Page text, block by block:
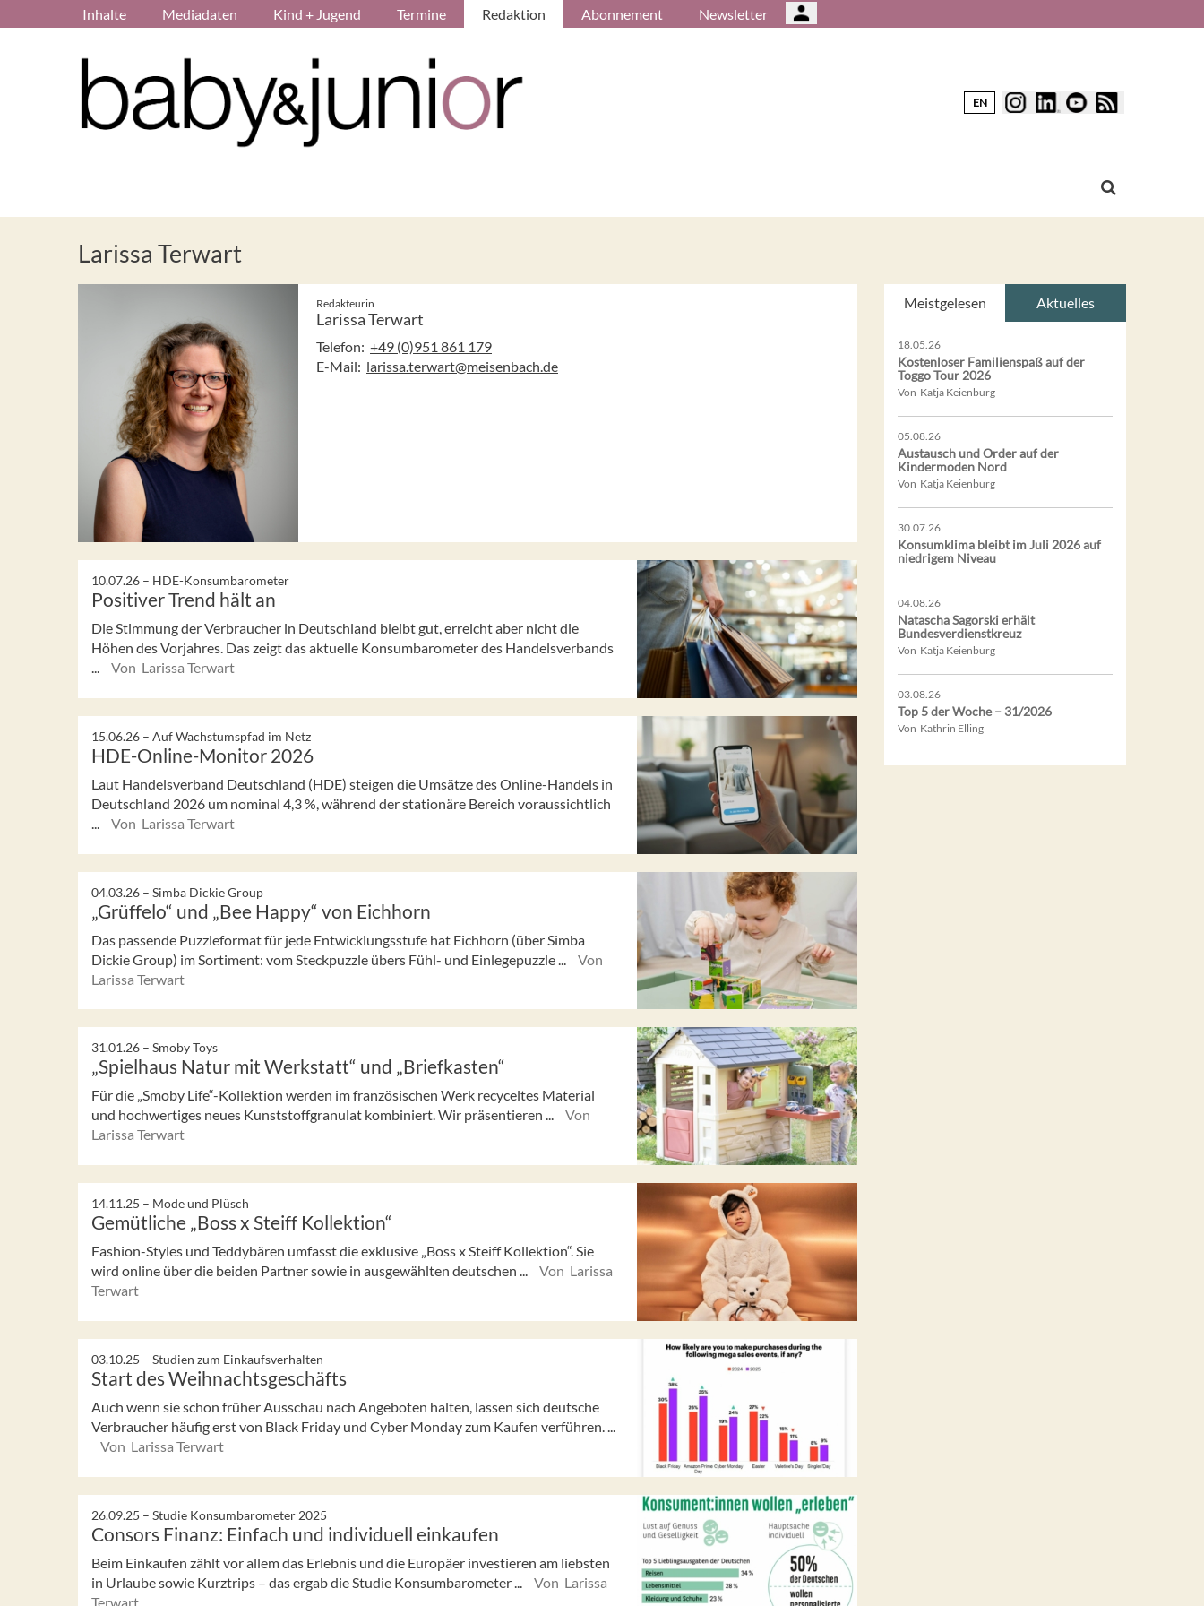
Inhalte Mediadaten Kind + Jugend Termine Redaktion Abonnement Newsletter
EN
Larissa Terwart
Redakteurin
Larissa Terwart
Telefon: +49 (0)951 861 179
E-Mail: larissa.terwart@meisenbach.de
10.07.26 – HDE-Konsumbarometer
Positiver Trend hält an
Die Stimmung der Verbraucher in Deutschland bleibt gut, erreicht aber nicht die
Höhen des Vorjahres. Das zeigt das aktuelle Konsumbarometer des Handelsverbands
...
Von Larissa Terwart
15.06.26 – Auf Wachstumspfad im Netz
HDE-Online-Monitor 2026
Laut Handelsverband Deutschland (HDE) steigen die Umsätze des Online-Handels in
Deutschland 2026 um nominal 4,3 %, während der stationäre Bereich voraussichtlich
...
Von Larissa Terwart
04.03.26 – Simba Dickie Group
„Grüffelo“ und „Bee Happy“ von Eichhorn
Das passende Puzzleformat für jede Entwicklungsstufe hat Eichhorn (über Simba
Dickie Group) im Sortiment: vom Steckpuzzle übers Fühl- und Einlegepuzzle ...
Von
Larissa Terwart
31.01.26 – Smoby Toys
„Spielhaus Natur mit Werkstatt“ und „Briefkasten“
Für die „Smoby Life“-Kollektion werden im französischen Werk recyceltes Material
und hochwertiges neues Kunststoffgranulat kombiniert. Wir präsentieren ...
Von
Larissa Terwart
14.11.25 – Mode und Plüsch
Gemütliche „Boss x Steiff Kollektion“
Fashion-Styles und Teddybären umfasst die exklusive „Boss x Steiff Kollektion“. Sie
wird online über die beiden Partner sowie in ausgewählten deutschen ...
Von Larissa
Terwart
03.10.25 – Studien zum Einkaufsverhalten
Start des Weihnachtsgeschäfts
Auch wenn sie schon früher Ausschau nach Angeboten halten, lassen sich deutsche
Verbraucher häufig erst von Black Friday und Cyber Monday zum Kaufen verführen. ...
Von Larissa Terwart
26.09.25 – Studie Konsumbarometer 2025
Consors Finanz: Einfach und individuell einkaufen
Beim Einkaufen zählt vor allem das Erlebnis und die Europäer investieren am liebsten
in Urlaube sowie Kurztrips – das ergab die Studie Konsumbarometer ...
Von Larissa
Terwart
Meistgelesen Aktuelles
18.05.26
Kostenloser Familienspaß auf der
Toggo Tour 2026
Von Katja Keienburg
05.08.26
Austausch und Order auf der
Kindermoden Nord
Von Katja Keienburg
30.07.26
Konsumklima bleibt im Juli 2026 auf
niedrigem Niveau
04.08.26
Natascha Sagorski erhält
Bundesverdienstkreuz
Von Katja Keienburg
03.08.26
Top 5 der Woche – 31/2026
Von Kathrin Elling